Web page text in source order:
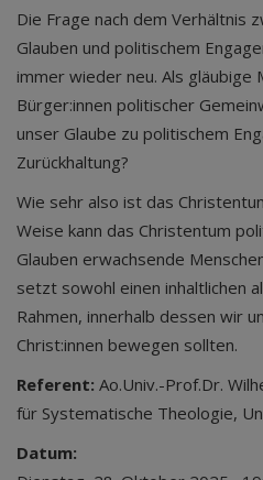
Die Frage nach dem Verhältnis
Glauben und politischem
immer wieder neu. Als gläubige
Bürger:innen politischer
unser Glaube zu politischem
Zurückhaltung?
Wie sehr also ist das
Weise kann das Christentum
Glauben erwachsende
setzt sowohl einen inhaltlichen
Rahmen, innerhalb dessen wir
Christ:innen bewegen sollten.
Referent: Ao.Univ.-Prof.Dr.
für Systematische Theologie,
Datum: